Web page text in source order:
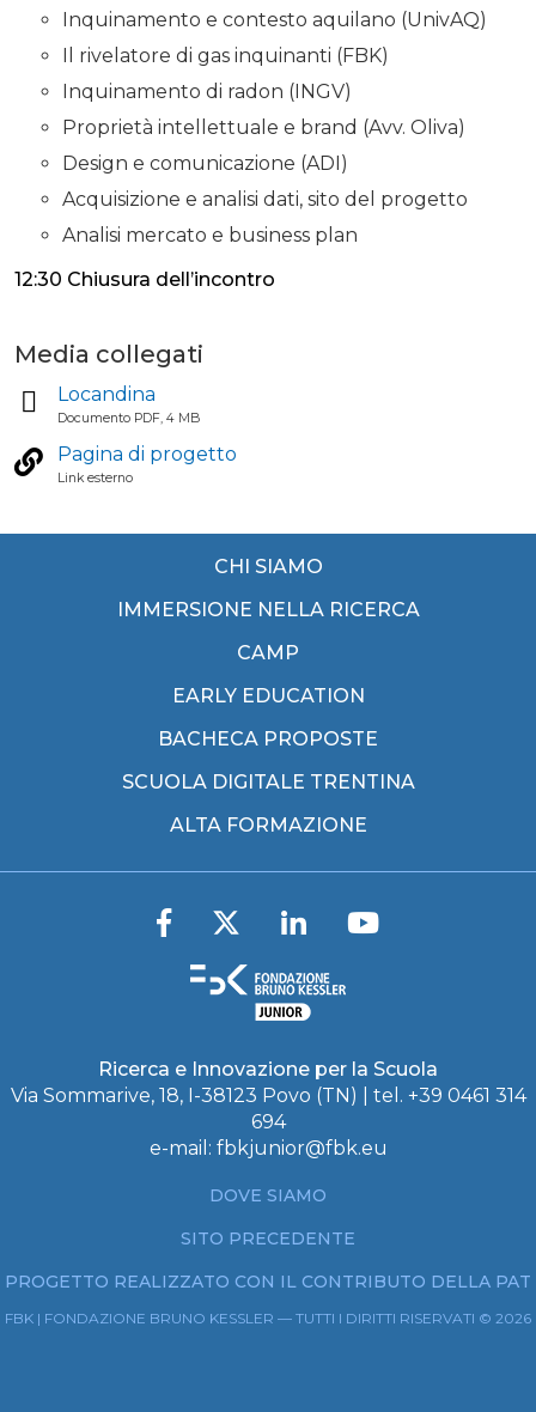
Inquinamento e contesto aquilano (UnivAQ)
Il rivelatore di gas inquinanti (FBK)
Inquinamento di radon (INGV)
Proprietà intellettuale e brand (Avv. Oliva)
Design e comunicazione (ADI)
Acquisizione e analisi dati, sito del progetto
Analisi mercato e business plan
12:30 Chiusura dell’incontro
Media collegati
Locandina
Documento PDF, 4 MB
Pagina di progetto
Link esterno
CHI SIAMO
IMMERSIONE NELLA RICERCA
CAMP
EARLY EDUCATION
BACHECA PROPOSTE
SCUOLA DIGITALE TRENTINA
ALTA FORMAZIONE
Ricerca e Innovazione per la Scuola
Via Sommarive, 18, I-38123 Povo (TN) | tel. +39 0461 314
694
e-mail: fbkjunior@fbk.eu
DOVE SIAMO
SITO PRECEDENTE
PROGETTO REALIZZATO CON IL CONTRIBUTO DELLA PAT
FBK | FONDAZIONE BRUNO KESSLER — TUTTI I DIRITTI RISERVATI © 2026